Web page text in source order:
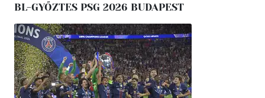
BL-GYŐZTES PSG 2026 BUDAPEST